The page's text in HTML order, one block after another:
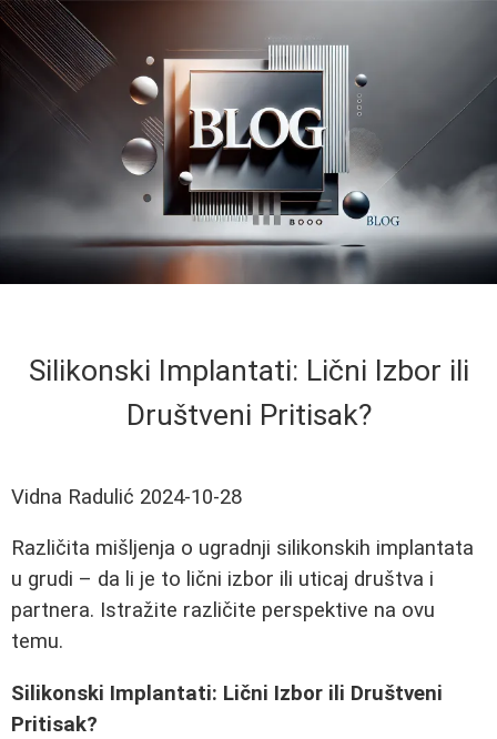
Silikonski Implantati: Lični Izbor ili
Društveni Pritisak?
Vidna Radulić 2024-10-28
Različita mišljenja o ugradnji silikonskih implantata
u grudi – da li je to lični izbor ili uticaj društva i
partnera. Istražite različite perspektive na ovu
temu.
Silikonski Implantati: Lični Izbor ili Društveni
Pritisak?